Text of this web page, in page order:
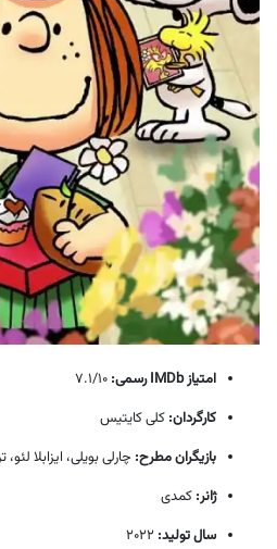
امتیاز IMDb رسمی:
کارگردان: کلی کایتیس
بازیگران مطرح: چارلی بویلی، ایزابلا
ژانر: کمدی
سال تولید: